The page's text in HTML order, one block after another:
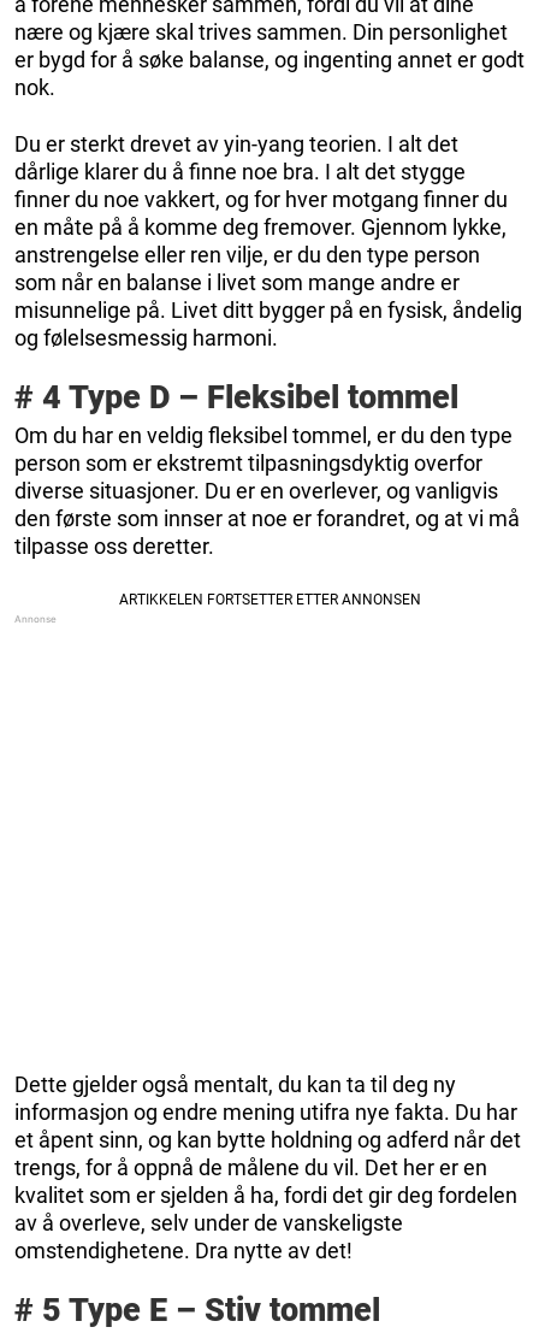
nære og kjære skal trives sammen. Din personlighet
er bygd for å søke balanse, og ingenting annet er godt
nok.
Du er sterkt drevet av yin-yang teorien. I alt det
dårlige klarer du å finne noe bra. I alt det stygge
finner du noe vakkert, og for hver motgang finner du
en måte på å komme deg fremover. Gjennom lykke,
anstrengelse eller ren vilje, er du den type person
som når en balanse i livet som mange andre er
misunnelige på. Livet ditt bygger på en fysisk, åndelig
og følelsesmessig harmoni.
# 4 Type D – Fleksibel tommel
Om du har en veldig fleksibel tommel, er du den type
person som er ekstremt tilpasningsdyktig overfor
diverse situasjoner. Du er en overlever, og vanligvis
den første som innser at noe er forandret, og at vi må
tilpasse oss deretter.
Dette gjelder også mentalt, du kan ta til deg ny
informasjon og endre mening utifra nye fakta. Du har
et åpent sinn, og kan bytte holdning og adferd når det
trengs, for å oppnå de målene du vil. Det her er en
kvalitet som er sjelden å ha, fordi det gir deg fordelen
av å overleve, selv under de vanskeligste
omstendighetene. Dra nytte av det!
# 5 Type E – Stiv tommel